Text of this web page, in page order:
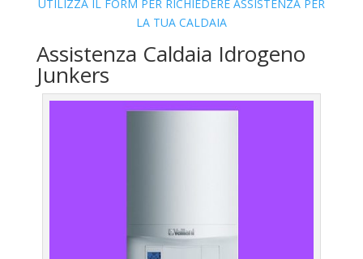
UTILIZZA IL FORM PER RICHIEDERE ASSISTENZA PER
LA TUA CALDAIA
Assistenza Caldaia Idrogeno
Junkers